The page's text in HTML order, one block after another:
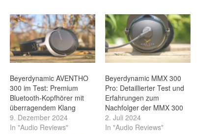
Beyerdynamic AVENTHO
300 im Test: Premium
Bluetooth-Kopfhörer mit
überragendem Klang
9. Dezember 2024
In "Audio Reviews"
Beyerdynamic MMX 300
Pro: Detaillierter Test und
Erfahrungen zum
Nachfolger der MMX 300
2. Juli 2024
In "Audio Reviews"